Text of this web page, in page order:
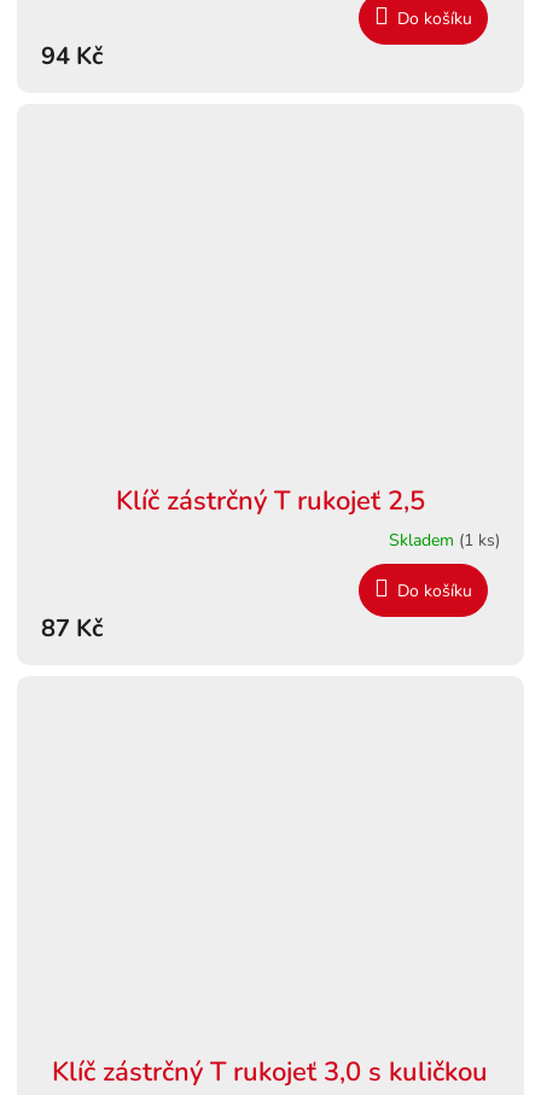
94 Kč
Do košíku
Klíč zástrčný T rukojeť 2,5
Skladem (1 ks)
87 Kč
Do košíku
Klíč zástrčný T rukojeť 3,0 s kuličkou